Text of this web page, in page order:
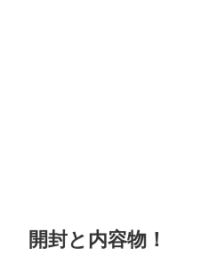
開封と内容物！